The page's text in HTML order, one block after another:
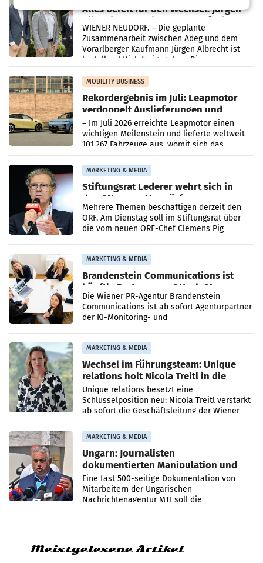
Alles bereit für den Wechsel: Jürgen
Albrecht setzt ab 1.1.2027 auf Adeg
WIENER NEUDORF. – Die geplante
Zusammenarbeit zwischen Adeg und dem
Vorarlberger Kaufmann Jürgen Albrecht ist
kartellrechtlich freigegeben: Die
Bundeswettbewerbsbehörde und der
Bundeskartellanwalt
MOBILITY BUSINESS
Rekordergebnis im Juli: Leapmotor
verdoppelt Auslieferungen und
überschreitet die 100.000er-Marke
– Im Juli 2026 erreichte Leapmotor einen
wichtigen Meilenstein und lieferte weltweit
101.267 Fahrzeuge aus, womit sich das
Ergebnis gegenüber Juli 2025 mehr als
verdoppelte (+102
MARKETING & MEDIA
Stiftungsrat Lederer wehrt sich in
den SN gegen Vorwürfe
Mehrere Themen beschäftigen derzeit den
ORF. Am Dienstag soll im Stiftungsrat über
die vom neuen ORF-Chef Clemens Pig
MARKETING & MEDIA
Brandenstein Communications ist
künftig Partner von OtterlyAI
Die Wiener PR-Agentur Brandenstein
Communications ist ab sofort Agenturpartner
der KI-Monitoring- und
MARKETING & MEDIA
Wechsel im Führungsteam: Unique
relations holt Nicola Treitl in die
Geschäftsleitung
Unique relations besetzt eine
Schlüsselposition neu: Nicola Treitl verstärkt
ab sofort die Geschäftsleitung der Wiener
PR-Agentur an der Seite von Josef Kalina und
Anna Kalina-Mahr.
MARKETING & MEDIA
Ungarn: Journalisten
dokumentierten Manipulation und
Zensur
Eine fast 500-seitige Dokumentation von
Mitarbeitern der Ungarischen
Nachrichtenagentur MTI soll die
systematische Nachrichten-Manipulation und
Meistgelesene Artikel